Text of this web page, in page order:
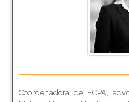
Coordenadora de FCPA,